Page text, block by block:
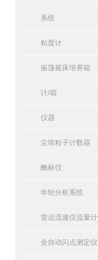
系统
粘度计
振荡摇床培养箱
计/箱
仪器
尘埃粒子计数器
酶标仪
年轮分析系统
雷达流速仪流量计
全自动闪点测定仪